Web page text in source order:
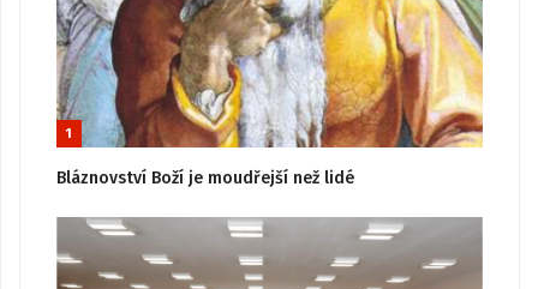
1
Bláznovství Boží je moudřejší než lidé